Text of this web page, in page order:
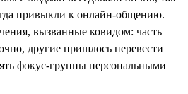
привыкли к онлайн-общению.
вызванные ковидом: часть
другие пришлось перевести
фокус-группы персональными